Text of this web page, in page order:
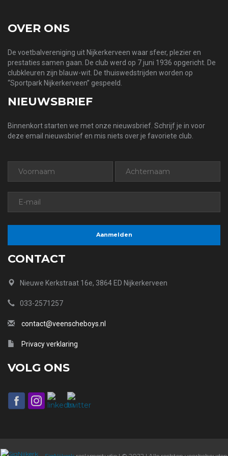
OVER ONS
De voetbalvereniging uit Nijkerkerveen waar sfeer, plezier en
prestaties samen gaan. De club werd op 7 juni 1936 opgericht. De
clubkleuren zijn blauw-wit. De thuiswedstrijden worden op
“Sportpark Nijkerkerveen” gespeeld.
NIEUWSBRIEF
Binnenkort starten we met onze nieuwsbrief. Schrijf je in voor
deze email nieuwsbrief en mis niets over je favoriete club.
CONTACT
Nieuwe Kerkstraat 16e, 3864 ED Nijkerkerveen
033-2571257
contact@veenscheboys.nl
Privacy verklaring
VOLG ONS